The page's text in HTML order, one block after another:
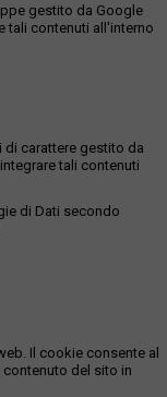
gestito da Google
tali contenuti all'interno
di carattere gestito da
tali contenuti
di Dati secondo
Il cookie consente al
del sito in